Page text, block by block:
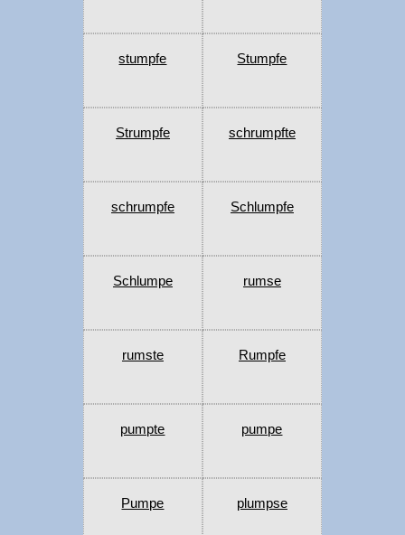
stumpfe Stumpfe
Strumpfe schrumpfte
schrumpfe Schlumpfe
Schlumpe rumse
rumste Rumpfe
pumpte pumpe
Pumpe plumpse